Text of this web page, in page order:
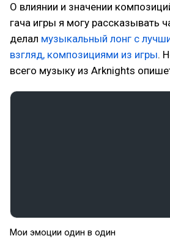
О влиянии и значении
гача игры я могу рассказывать
делал музыкальный лонг с
взгляд, композициями из игры.
всего музыку из Arknights
Мои эмоции один в один